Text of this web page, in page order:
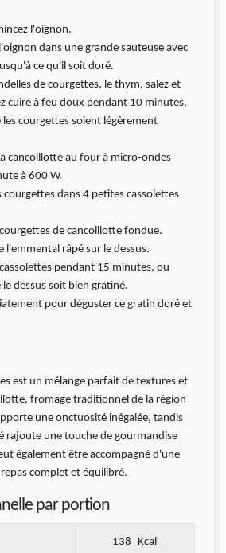
l'oignon.
dans une grande sauteuse avec
ce qu'il soit doré.
de courgettes, le thym, salez et
cuire à feu doux pendant 10 minutes,
les courgettes soient légèrement
cancoillotte au four à micro-ondes
à 600 W.
courgettes dans 4 petites cassolettes
de cancoillotte fondue.
l'emmental râpé sur le dessus.
pendant 15 minutes, ou
dessus soit bien gratiné.
pour déguster ce gratin doré et
est un mélange parfait de textures et
fromage traditionnel de la région
une onctuosité inégalée, tandis
rajoute une touche de gourmandise
également être accompagné d'une
complet et équilibré.
par portion
138 Kcal